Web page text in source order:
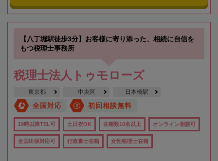
【八丁堀駅徒歩3分】お客様に寄り添った、相続に自信を
もつ税理士事務所
税理士法人トゥモローズ
東京都 中央区 日本橋駅
全国対応 初回相談無料
19時以降TEL可 土日祝OK 在籍数10名以上 オンライン相談可
全国出張対応可 行政書士在籍 女性税理士在籍